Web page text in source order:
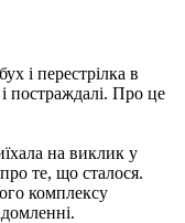
і перестрілка в
постраждалі. Про це
на виклик у
те, що сталося.
комплексу